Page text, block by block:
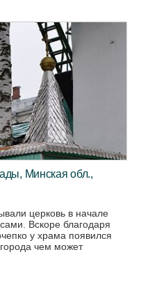
Минская обл.,
церковь в начале
Вскоре благодаря
у храма появился
чем может